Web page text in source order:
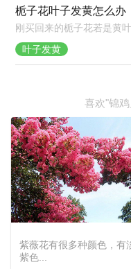
栀子花叶子发黄怎么办
叶子发黄
喜欢"锦
紫薇花有很多种颜色，有
紫色...